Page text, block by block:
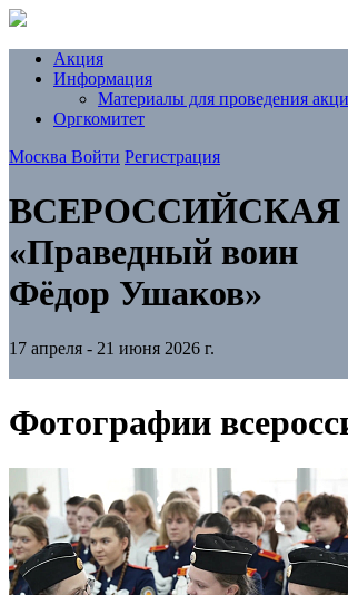
Акция
Информация
Материалы для проведения
Оргкомитет
Москва Войти Регистрация
«Праведный воин
Фёдор Ушаков»
17 апреля - 21 июня 2026 г.
Фотографии